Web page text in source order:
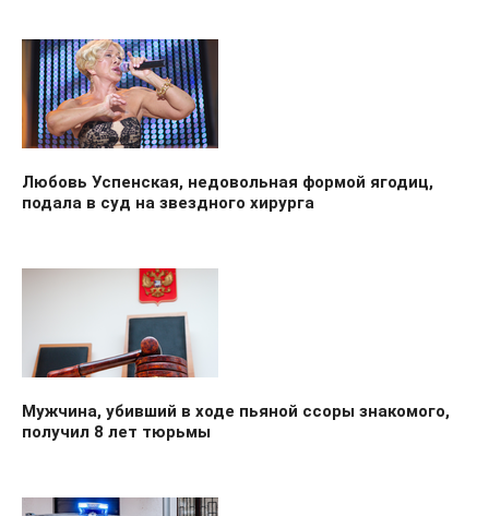
Любовь Успенская, недовольная формой ягодиц,
подала в суд на звездного хирурга
Мужчина, убивший в ходе пьяной ссоры знакомого,
получил 8 лет тюрьмы